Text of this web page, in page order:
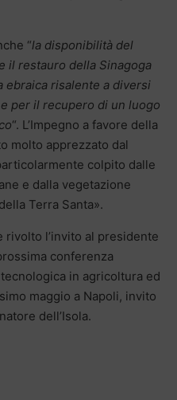
“la disponibilità del
il restauro della Sinagoga
ebraica risalente a diversi
per il recupero di un luogo
“. L’Impegno a favore della
molto apprezzato dal
colpito dalle
e dalla vegetazione
Terra Santa».
rivolto l’invito al presidente
conferenza
in agricoltura ed
maggio a Napoli, invito
dell’Isola.